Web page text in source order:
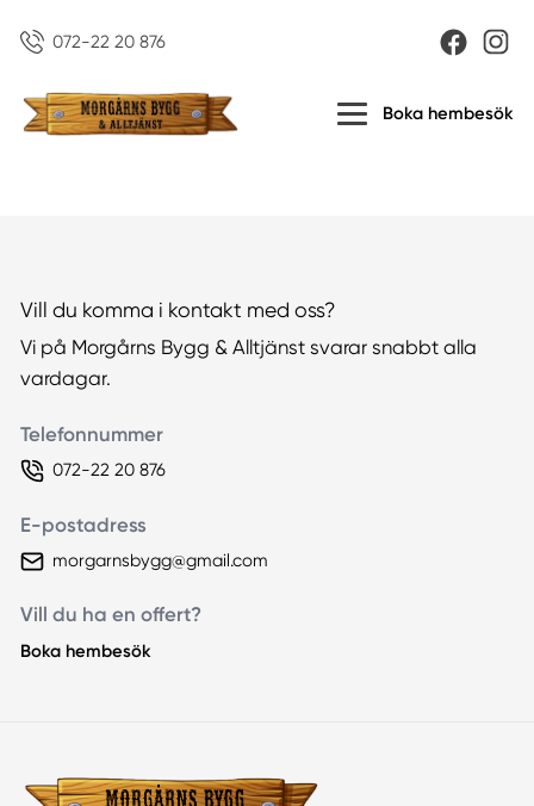
072-22 20 876
Boka hembesök
Vill du komma i kontakt med oss?
Vi på Morgårns Bygg & Alltjänst svarar snabbt alla
vardagar.
Telefonnummer
072-22 20 876
E-postadress
morgarnsbygg@gmail.com
Vill du ha en offert?
Boka hembesök